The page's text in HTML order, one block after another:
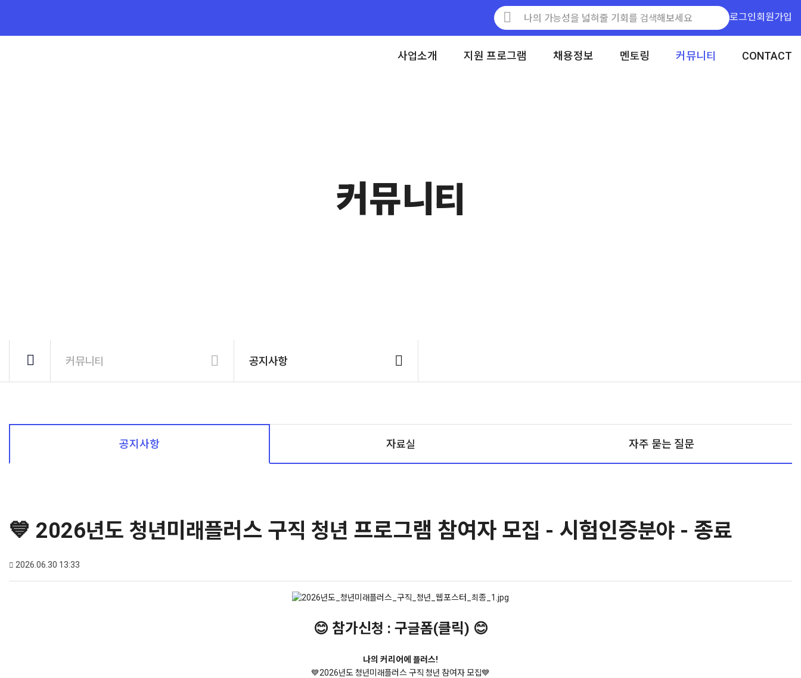
로그인회원가입
사업소개 지원 프로그램 채용정보 멘토링 커뮤니티 CONTACT
커뮤니티
커뮤니티 공지사항
공지사항 자료실 자주 묻는 질문
💙 2026년도 청년미래플러스 구직 청년 프로그램 참여자 모집 - 시험인증분야 - 종료
2026.06.30 13:33
😊 참가신청 : 구글폼(클릭) 😊
나의 커리어에 플러스!
💙2026년도 청년미래플러스 구직 청년 참여자 모집💙